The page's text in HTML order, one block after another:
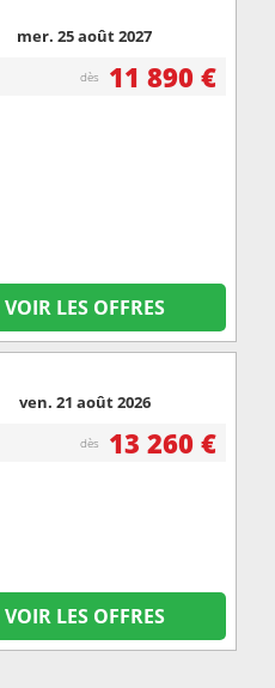
mer. 25 août 2027
dès 11 890 €
VOIR LES OFFRES
ven. 21 août 2026
dès 13 260 €
VOIR LES OFFRES